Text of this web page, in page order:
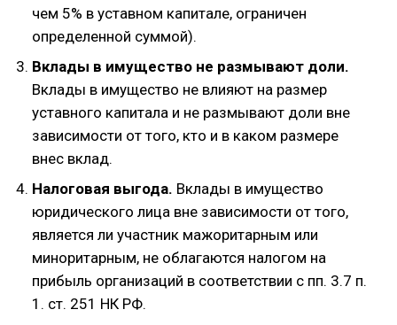
чем 5% в уставном капитале, ограничен
определенной суммой).
Вклады в имущество не размывают доли.
Вклады в имущество не влияют на размер
уставного капитала и не размывают доли вне
зависимости от того, кто и в каком размере
внес вклад.
Налоговая выгода. Вклады в имущество
юридического лица вне зависимости от того,
является ли участник мажоритарным или
миноритарным, не облагаются налогом на
прибыль организаций в соответствии с пп. 3.7 п.
1. ст. 251 НК РФ.